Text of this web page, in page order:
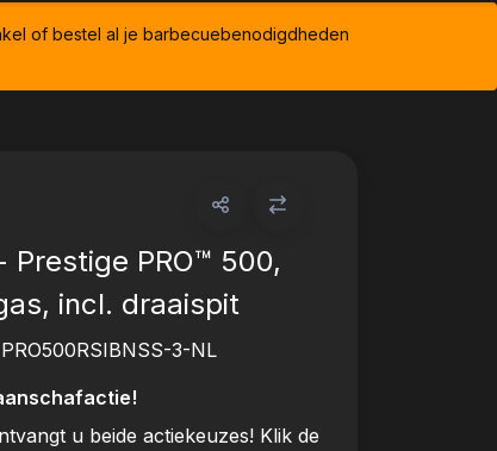
of bestel al je barbecuebenodigdheden
Prestige PRO™ 500,
incl. draaispit
PRO500RSIBNSS-3-NL
u beide actiekeuzes! Klik de